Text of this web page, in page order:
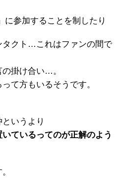
に参加することを制したり
タクト…これはファンの間で
掛け合い…。
て方もいるそうです。
いうより
ているってのが正解のよう